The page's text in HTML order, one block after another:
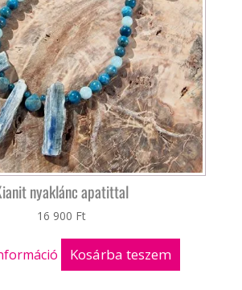
nyaklánc apatittal
16 900 Ft
Kosárba teszem